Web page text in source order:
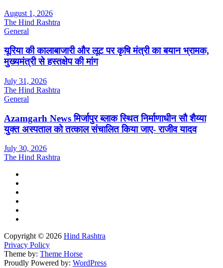
August 1, 2026
The Hind Rashtra
General
यूरिया की कालाबाजारी और लूट पर कृषि मंत्री का बयान भ्रामक,
मुख्यमंत्री से हस्तक्षेप की मांग
July 31, 2026
The Hind Rashtra
General
Azamgarh News मिर्जापुर ब्लाक स्थित निर्माणाधीन सौ शैय्या
युक्त अस्पताल को तत्काल संचालित किया जाए- राजीव यादव
July 30, 2026
The Hind Rashtra
Copyright © 2026 Hind Rashtra
Privacy Policy
Theme by: Theme Horse
Proudly Powered by: WordPress